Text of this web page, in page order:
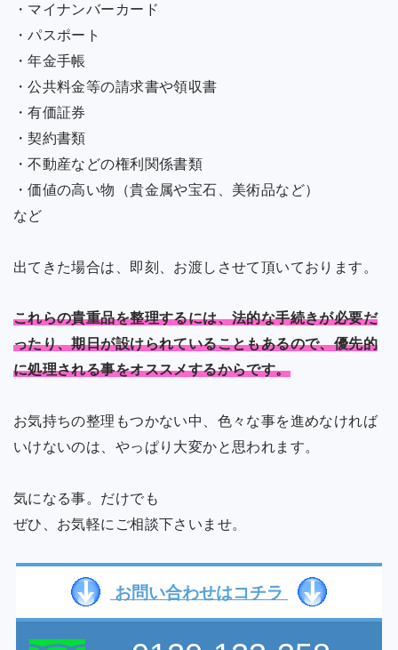
・マイナンバーカード
・パスポート
・年金手帳
・公共料金等の請求書や領収書
・有価証券
・契約書類
・不動産などの権利関係書類
・価値の高い物（貴金属や宝石、美術品など）
など
出てきた場合は、即刻、お渡しさせて頂いております。
これらの貴重品を整理するには、法的な手続きが必要だ
ったり、期日が設けられていることもあるので、優先的
に処理される事をオススメするからです。
お気持ちの整理もつかない中、色々な事を進めなければ
いけないのは、やっぱり大変かと思われます。
気になる事。だけでも
ぜひ、お気軽にご相談下さいませ。
お問い合わせはコチラ